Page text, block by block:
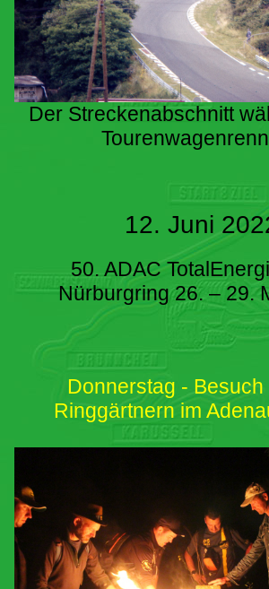
Der Streckenabschnitt
12. Juni
50. ADAC
Nürburgring 26. – 29.
Donnerstag - Besuch
Ringgärtnern im